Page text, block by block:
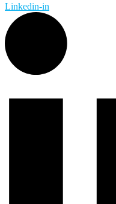
Linkedin-in